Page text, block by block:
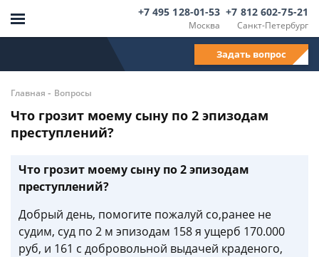
Москва
+7 495 128-01-53
Санкт-Петербург
+7 812 602-75-21
Задать вопрос
Главная - Вопросы
Что грозит моему сыну по 2 эпизодам
преступлений?
Что грозит моему сыну по 2 эпизодам
преступлений?
Добрый день, помогите пожалуй со,ранее не
судим, суд по 2 м эпизодам 158 я ущерб 170.000
руб, и 161 с добровольной выдачей краденого,